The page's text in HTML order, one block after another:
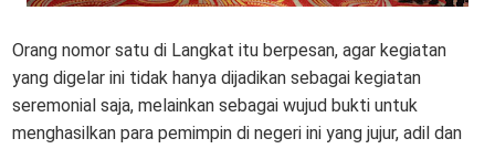
Orang nomor satu di Langkat itu berpesan, agar kegiatan
yang digelar ini tidak hanya dijadikan sebagai kegiatan
seremonial saja, melainkan sebagai wujud bukti untuk
menghasilkan para pemimpin di negeri ini yang jujur, adil dan